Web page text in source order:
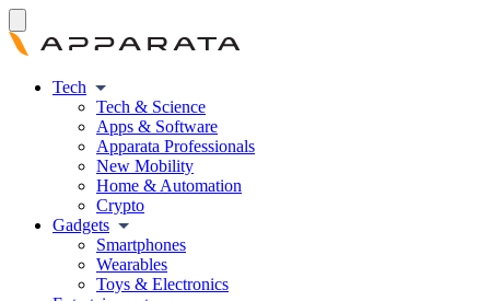
Tech
Tech & Science
Apps & Software
Apparata Professionals
New Mobility
Home & Automation
Crypto
Gadgets
Smartphones
Wearables
Toys & Electronics